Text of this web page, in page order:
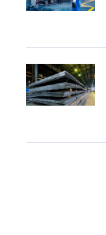
в
липні
з
максимуму
року
Ціни
на
котушку